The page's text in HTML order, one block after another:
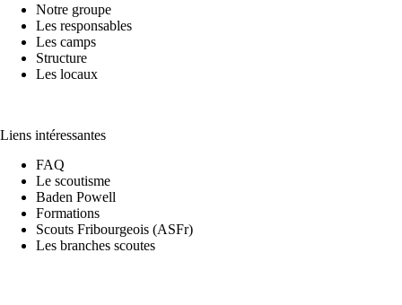
Notre groupe
Les responsables
Les camps
Structure
Les locaux
Liens intéressantes
FAQ
Le scoutisme
Baden Powell
Formations
Scouts Fribourgeois (ASFr)
Les branches scoutes